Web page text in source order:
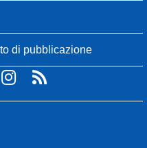
di pubblicazione